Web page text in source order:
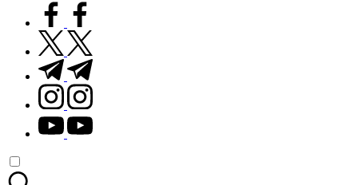
facebook.com
twitter.com
t.me
instagram.com
youtube.com